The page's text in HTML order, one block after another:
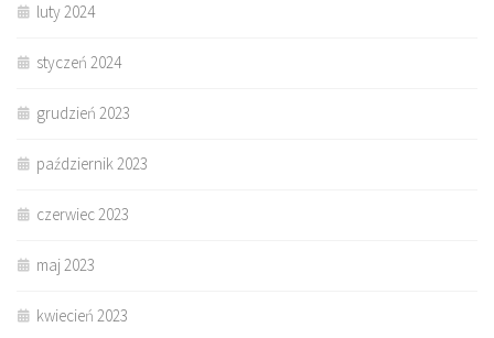
luty 2024
styczeń 2024
grudzień 2023
październik 2023
czerwiec 2023
maj 2023
kwiecień 2023